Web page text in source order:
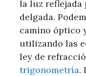
la luz
delgada.
camino óptico
utilizando las
ley de
trigonometría.